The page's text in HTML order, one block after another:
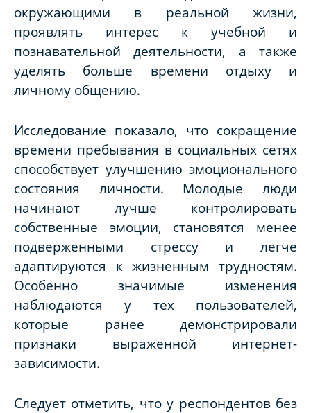
окружающими в реальной жизни,
проявлять интерес к учебной и
познавательной деятельности, а также
уделять больше времени отдыху и
личному общению.
Исследование показало, что сокращение
времени пребывания в социальных сетях
способствует улучшению эмоционального
состояния личности. Молодые люди
начинают лучше контролировать
собственные эмоции, становятся менее
подверженными стрессу и легче
адаптируются к жизненным трудностям.
Особенно значимые изменения
наблюдаются у тех пользователей,
которые ранее демонстрировали
признаки выраженной интернет-
зависимости.
Следует отметить, что у респондентов без